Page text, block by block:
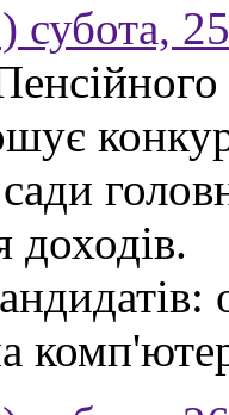
доходів.